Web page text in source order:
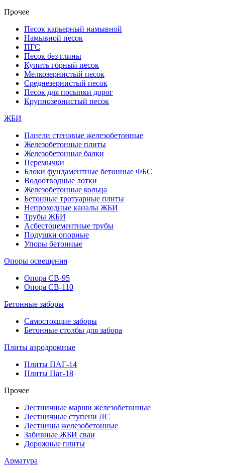
Прочее
Песок карьерный намывной
Намывной песок
ПГС
Песок без глины
Купить горный песок
Мелкозернистый песок
Среднезернистый песок
Песок для посыпки дорог
Крупнозернистый песок
ЖБИ
Панели стеновые железобетонные
Железобетонные плиты
Железобетонные балки
Перемычки
Блоки фундаментные бетонные ФБС
Водоотводные лотки
Железобетонные кольца
Бетонные тротуарные плиты
Непроходные каналы ЖБИ
Трубы ЖБИ
Асбестоцементные трубы
Подушки опорные
Упоры бетонные
Опоры освещения
Опора СВ-95
Опора СВ-110
Бетонные заборы
Самостоящие заборы
Бетонные столбы для забора
Плиты аэродромные
Плиты ПАГ-14
Плиты Паг-18
Прочее
Лестничные марши железобетонные
Лестничные ступени ЛС
Лестницы железобетонные
Забивные ЖБИ сваи
Дорожные плиты
Арматура